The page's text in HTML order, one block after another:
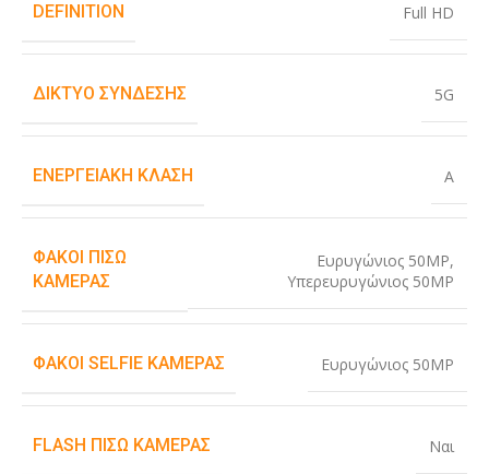
DEFINITION Full HD
ΔΊΚΤΥΟ ΣΎΝΔΕΣΗΣ 5G
ΕΝΕΡΓΕΙΑΚΉ ΚΛΆΣΗ A
ΦΑΚΟΊ ΠΊΣΩ
ΚΆΜΕΡΑΣ
Ευρυγώνιος 50MP,
Υπερευρυγώνιος 50MP
ΦΑΚΟΊ SELFIE ΚΆΜΕΡΑΣ Ευρυγώνιος 50MP
FLASH ΠΊΣΩ ΚΆΜΕΡΑΣ Ναι